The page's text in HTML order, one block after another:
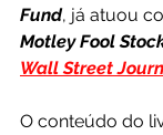
Fund, já atuou
Motley Fool
Wall Street
O conteúdo do